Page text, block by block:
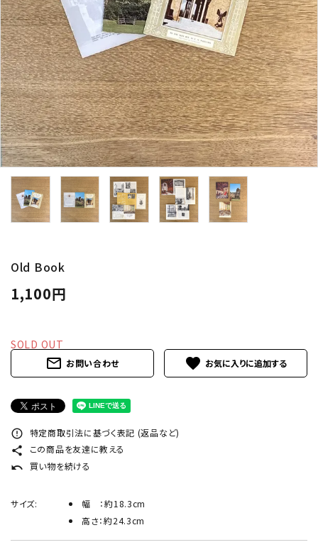
ソファ
照明
ドア
雑貨
その他
BRAND
アフターケア
ギャラリー・シーン
納品事例
エキシビジョン・展示会
Old Book
1,100円
SOLD OUT
mail_outline お問い合わせ favorite
error_outline 特定商取引法に基づく表記 (返品など)
share この商品を友達に教える
undo 買い物を続ける
サイズ:
幅 ：約18.3cm
高さ：約24.3cm